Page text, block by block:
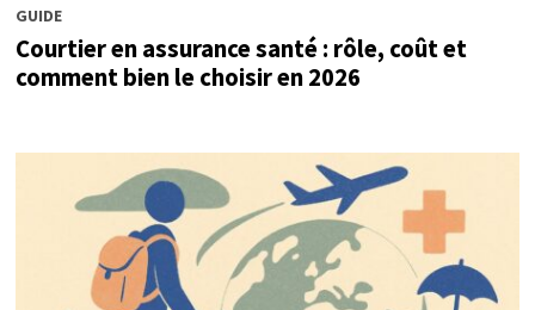
GUIDE
Courtier en assurance santé : rôle, coût et
comment bien le choisir en 2026